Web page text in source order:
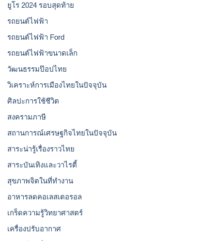
ยูโร 2024 รอบสุดท้าย
รถยนต์ไฟฟ้า
รถยนต์ไฟฟ้า Ford
รถยนต์ไฟฟ้าขนาดเล็ก
วัฒนธรรมป๊อปไทย
วิเคราะห์การเมืองไทยในปัจจุบัน
ศิลปะการใช้ชีวิต
สงครามภาษี
สถานการณ์เศรษฐกิจไทยในปัจจุบัน
สาระน่ารู้เรื่องราวไทย
สาระบันเทิงและวาไรตี้
สุขภาพจิตในที่ทำงาน
อาหารลดคอเลสเตอรอล
เกร็ดความรู้วิทยาศาสตร์
เครื่องปรับอากาศ